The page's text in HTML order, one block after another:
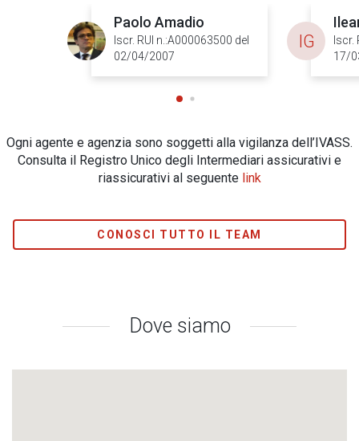
Paolo Amadio
Iscr. RUI n.:A000063500 del
02/04/2007
Iscr.
17/
IG
Ogni agente e agenzia sono soggetti alla vigilanza dell’IVASS.
Consulta il Registro Unico degli Intermediari assicurativi e
riassicurativi al seguente link
CONOSCI TUTTO IL TEAM
Dove siamo